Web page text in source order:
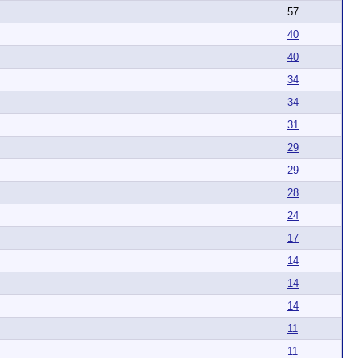
57
40
40
34
34
31
29
29
28
24
17
14
14
14
11
11